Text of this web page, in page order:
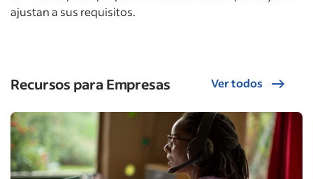
ajustan a sus requisitos.
Recursos para Empresas Ver todos